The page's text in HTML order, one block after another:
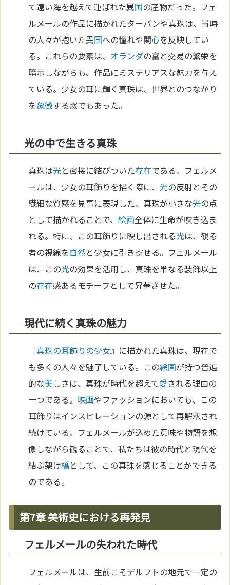
て遠い海を越えて運ばれた異国の産物だった。フェ
ルメールの作品に描かれたターバンや真珠は、当時
の人々が抱いた異国への憧れや関心を反映してい
る。これらの要素は、 オランダの富と交易の繁栄を
暗示しながらも、作品にミステリアスな魅力を与え
ている。少女の耳に輝く真珠は、世界とのつながり
を象徴する窓でもあった。
光の中で生きる真珠
真珠は光と密接に結びついた存在である。フェルメ
ールは、少女の耳飾りを描く際に、 光の反射とその
繊細な質感を見事に表現した。真珠が小さな光の点
として描かれることで、絵画全体に生命が吹き込ま
れる。特に、この耳飾りに映し出される光は、観る
者の視線を自然と少女に引き寄せる。フェルメール
は、この光の効果を活用し、真珠を単なる装飾以上
の存在感あるモチーフとして昇華させた。
現代に続く真珠の魅力
『真珠の耳飾りの少女』に描かれた真珠は、現在で
も多くの人々を魅了している。この絵画が持つ普遍
的な美しさは、真珠が時代を超えて愛される理由の
一つである。 映画やファッションにおいても、この
耳飾りはインスピレーションの源として再解釈され
続けている。フェルメールが込めた意味や物語を想
像しながら観ることで、私たちは彼の時代と現代を
結ぶ架け橋として、この真珠を感じることができる
のである。
第7章 美術史における再発見
フェルメールの失われた時代
フェルメールは、生前こそデルフトの地元で一定の